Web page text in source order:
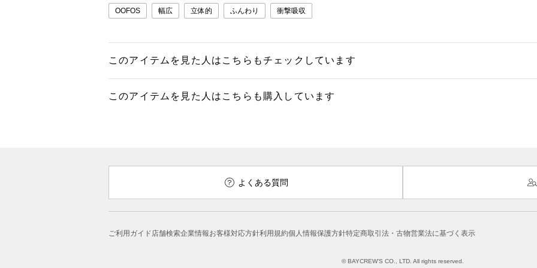
OOFOS 幅広 立体的 ふんわり 衝撃吸収
このアイテムを見た人はこちらもチェックしています
このアイテムを見た人はこちらも購入しています
よくある質問
ご利用ガイド店舗検索企業情報お客様対応方針利用規約個人情報保護方針特定商取引法・古物営業法に基づく表示
© BAYCREW’S CO., LTD. All rights reserved.